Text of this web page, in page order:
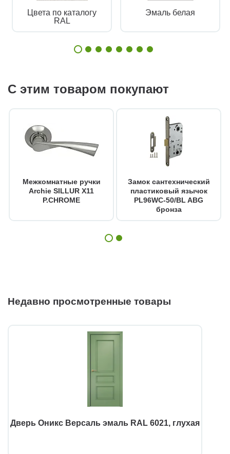
Цвета по каталогу
RAL
Эмаль белая
С этим товаром покупают
Межкомнатные ручки
Archie SILLUR X11
P.CHROME
Замок сантехнический
пластиковый язычок
PL96WC-50/BL ABG
бронза
Недавно просмотренные товары
Дверь Оникс Версаль эмаль RAL 6021, глухая